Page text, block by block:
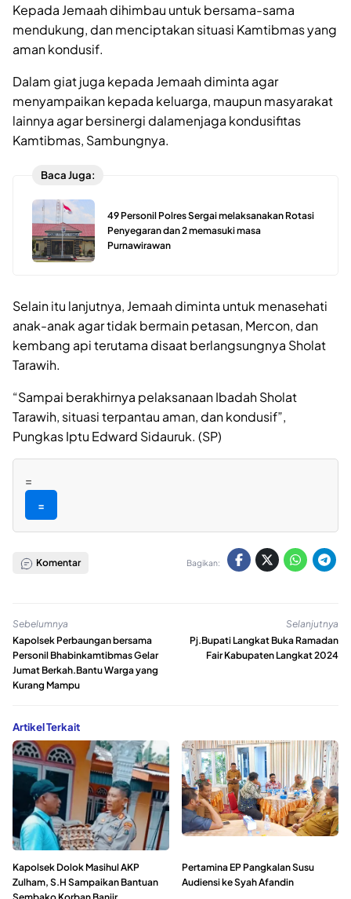
Kepada Jemaah dihimbau untuk bersama-sama
mendukung, dan menciptakan situasi Kamtibmas yang
aman kondusif.
Dalam giat juga kepada Jemaah diminta agar
menyampaikan kepada keluarga, maupun masyarakat
lainnya agar bersinergi dalamenjaga kondusifitas
Kamtibmas, Sambungnya.
Baca Juga:
49 Personil Polres Sergai melaksanakan Rotasi
Penyegaran dan 2 memasuki masa
Purnawirawan
Selain itu lanjutnya, Jemaah diminta untuk menasehati
anak-anak agar tidak bermain petasan, Mercon, dan
kembang api terutama disaat berlangsungnya Sholat
Tarawih.
“Sampai berakhirnya pelaksanaan Ibadah Sholat
Tarawih, situasi terpantau aman, dan kondusif”,
Pungkas Iptu Edward Sidauruk. (SP)
=
=
Komentar Bagikan:
Sebelumnya
Kapolsek Perbaungan bersama
Personil Bhabinkamtibmas Gelar
Jumat Berkah.Bantu Warga yang
Kurang Mampu
Selanjutnya
Pj.Bupati Langkat Buka Ramadan
Fair Kabupaten Langkat 2024
Artikel Terkait
Kapolsek Dolok Masihul AKP
Zulham, S.H Sampaikan Bantuan
Pertamina EP Pangkalan Susu
Audiensi ke Syah Afandin